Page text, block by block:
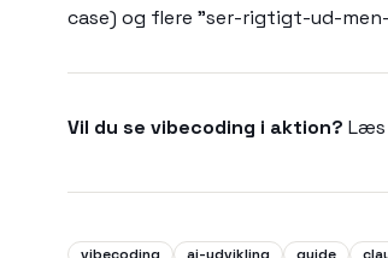
case) og flere "ser-rigtigt-ud-
Vil du se vibecoding i aktion? Læs